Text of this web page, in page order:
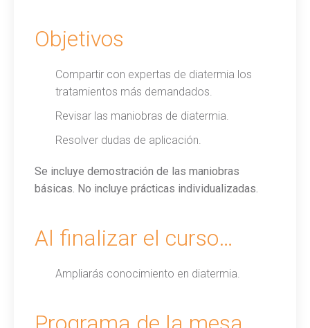
Objetivos
Compartir con expertas de diatermia los
tratamientos más demandados.
Revisar las maniobras de diatermia.
Resolver dudas de aplicación.
Se incluye demostración de las maniobras
básicas. No incluye prácticas individualizadas.
Al finalizar el curso…
Ampliarás conocimiento en diatermia.